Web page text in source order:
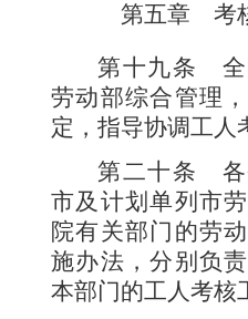
第五章 考
第十九条
劳动部综合管理
定，指导协调工人
第二十条
市及计划单列市
院有关部门的劳
施办法，分别负
本部门的工人考核